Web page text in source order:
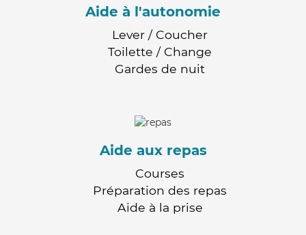
Aide à l'autonomie
Lever / Coucher
Toilette / Change
Gardes de nuit
Aide aux repas
Courses
Préparation des repas
Aide à la prise